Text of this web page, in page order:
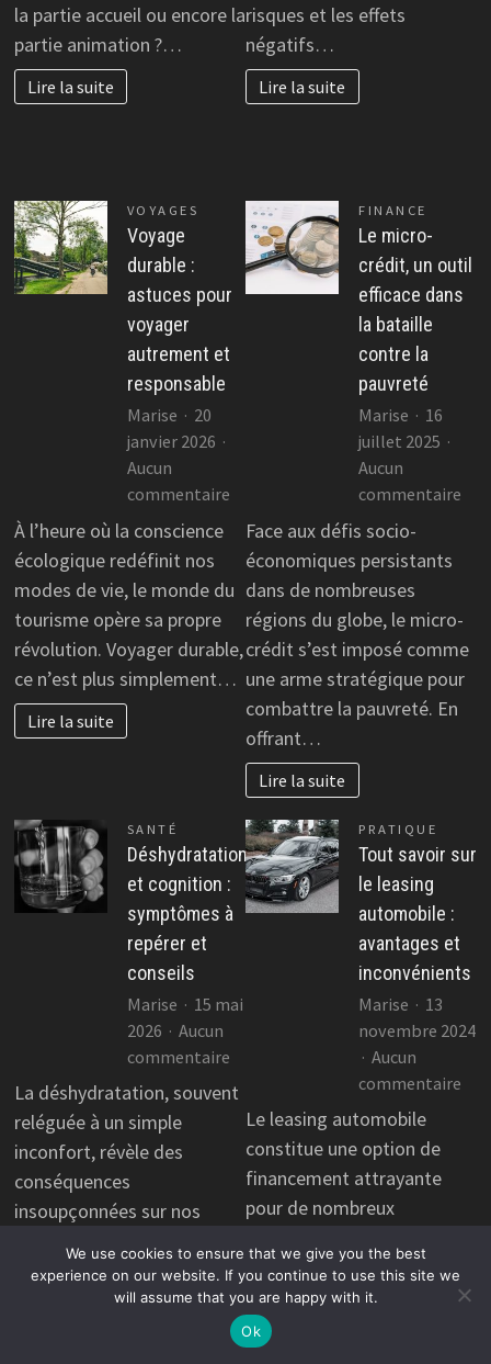
Paris
la partie accueil ou encore la
partie animation ?…
Lire la suite
risques et les effets
négatifs…
Lire la suite
VOYAGES
Voyage
durable :
astuces pour
voyager
autrement et
responsable
Marise
20
janvier 2026
Aucun
commentairesur
Voyage
astuces
pour
voyager
autrement
responsable
À l’heure où la conscience
écologique redéfinit nos
modes de vie, le monde du
tourisme opère sa propre
révolution. Voyager durable,
ce n’est plus simplement…
Lire la suite
FINANCE
Le micro-
crédit, un outil
efficace dans
la bataille
contre la
pauvreté
Marise
16
juillet 2025
Aucun
commentaire
Face aux défis socio-
économiques persistants
dans de nombreuses
régions du globe, le micro-
crédit s’est imposé comme
une arme stratégique pour
combattre la pauvreté. En
offrant…
Lire la suite
SANTÉ
Déshydratation
et cognition :
symptômes à
repérer et
conseils
Marise
15 mai
2026
Aucun
commentairesur
Déshydratation
symptômes
et
conseils
La déshydratation, souvent
reléguée à un simple
inconfort, révèle des
conséquences
insoupçonnées sur nos
que le corps manifeste avec
une soif passagère,…
PRATIQUE
Tout savoir sur
le leasing
automobile :
avantages et
inconvénients
Marise
13
novembre 2024
Aucun
commentaire
Le leasing automobile
constitue une option de
financement attrayante
pour de nombreux
financement permet
d’accéder à un véhicule sans
avoir à…
We use cookies to ensure that we give you the best
experience on our website. If you continue to use this site we
will assume that you are happy with it.
Ok